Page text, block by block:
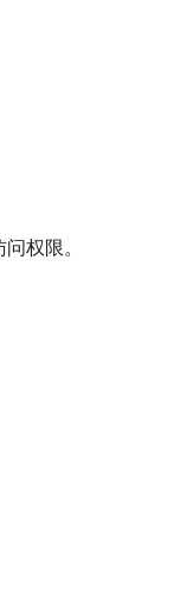
权限。